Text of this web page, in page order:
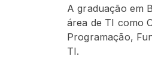
A graduação em
área de TI como
Programação,
TI.